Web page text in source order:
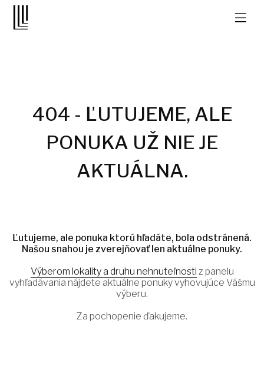
404 - ĽUTUJEME, ALE
PONUKA UŽ NIE JE
AKTUÁLNA.
Ľutujeme, ale ponuka ktorú hľadáte, bola odstránená.
Našou snahou je zverejňovať len aktuálne ponuky.
Výberom lokality a druhu nehnuteľnosti z panelu
vyhľadávania nájdete aktuálne ponuky vyhovujúce Vášmu
výberu.
Za pochopenie ďakujeme.